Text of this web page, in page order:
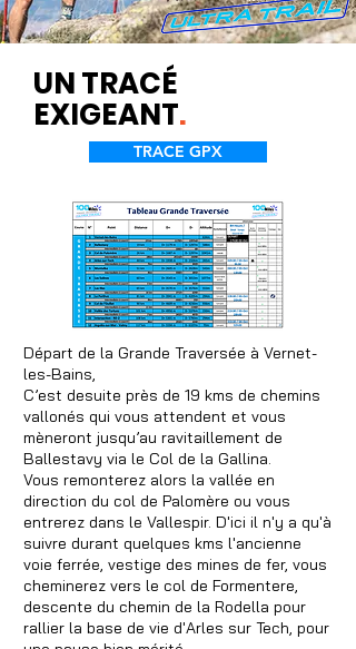
UN TRACÉ
EXIGEANT.
TRACE GPX
Départ de la Grande Traversée à Vernet-
les-Bains,
C’est desuite près de 19 kms de chemins
vallonés qui vous attendent et vous
mèneront jusqu’au ravitaillement de
Ballestavy via le Col de la Gallina.
Vous remonterez alors la vallée en
direction du col de Palomère ou vous
entrerez dans le Vallespir. D'ici il n'y a qu'à
suivre durant quelques kms l'ancienne
voie ferrée, vestige des mines de fer, vous
cheminerez vers le col de Formentere,
descente du chemin de la Rodella pour
rallier la base de vie d'Arles sur Tech, pour